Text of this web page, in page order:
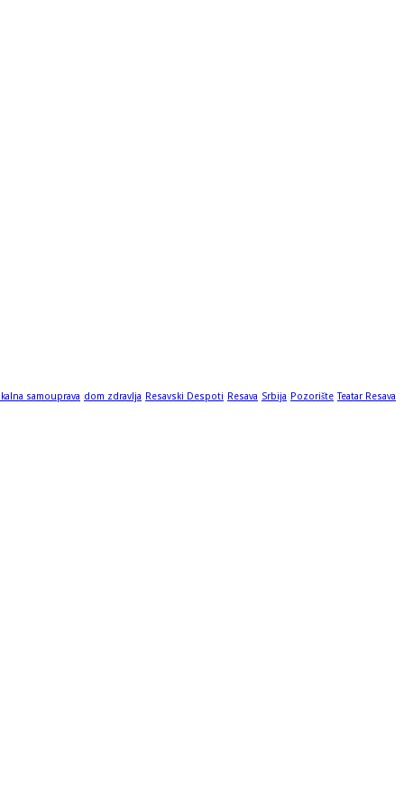
samouprava dom zdravlja Resavski Despoti Resava Srbija Pozorište Teatar Resava